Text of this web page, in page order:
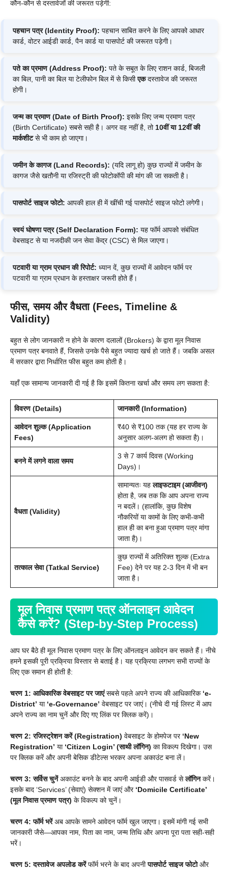
कौन-कौन से दस्तावेजों की जरूरत पड़ेगी:
पहचान पत्र (Identity Proof): पहचान साबित करने के लिए आपको आधार
कार्ड, वोटर आईडी कार्ड, पैन कार्ड या पासपोर्ट की जरूरत पड़ेगी।
पते का प्रमाण (Address Proof): पते के सबूत के लिए राशन कार्ड, बिजली
का बिल, पानी का बिल या टेलीफोन बिल में से किसीएकदस्तावेज की जरूरत
होगी।
जन्म का प्रमाण (Date of Birth Proof): इसके लिए जन्म प्रमाण पत्र
(Birth Certificate) सबसे सही है। अगर वह नहीं है, तो 10वीं या 12वीं की
मार्कशीटसे भी काम हो जाएगा।
जमीन के कागज (Land Records): (यदि लागू हो) कुछ राज्यों में जमीन के
कागज जैसे खतौनी या रजिस्ट्री की फोटोकॉपी की मांग की जा सकती है।
पासपोर्ट साइज फोटो: आपकी हाल ही में खींची गई पासपोर्ट साइज फोटो लगेगी।
स्वयं घोषणा पत्र (Self Declaration Form): यह फॉर्म आपको संबंधित
वेबसाइट से या नजदीकी जन सेवा केंद्र (CSC) से मिल जाएगा।
पटवारी या ग्राम प्रधान की रिपोर्ट: ध्यान दें, कुछ राज्यों में आवेदन फॉर्म पर
पटवारी या ग्राम प्रधान के हस्ताक्षर जरूरी होते हैं।
फीस, समय और वैधता (Fees, Timeline &
Validity)
बहुत से लोग जानकारी न होने के कारण दलालों (Brokers) के द्वारा मूल निवास
प्रमाण पत्र बनवाते हैं, जिससे उनके पैसे बहुत ज्यादा खर्च हो जाते हैं। जबकि असल
में सरकार द्वारा निर्धारित फीस बहुत कम होती है।
यहाँ एक सामान्य जानकारी दी गई है कि इसमें कितना खर्चा और समय लग सकता है:
विवरण (Details) जानकारी (Information)
आवेदन शुल्क (Application
Fees)
₹40 से ₹100 तक (यह हर राज्य के
अनुसार अलग-अलग हो सकता है)।
बनने में लगने वाला समय
3 से 7 कार्य दिवस (Working
Days)।
वैधता (Validity)
सामान्यतः यहलाइफटाइम (आजीवन)
होता है, जब तक कि आप अपना राज्य
न बदलें। (हालांकि, कुछ विशेष
नौकरियों या कामों के लिए कभी-कभी
हाल ही का बना हुआ प्रमाण पत्र मांगा
जाता है)।
तत्काल सेवा (Tatkal Service)
कुछ राज्यों में अतिरिक्त शुल्क (Extra
Fee) देने पर यह 2-3 दिन में भी बन
जाता है।
मूल निवास प्रमाण पत्र ऑनलाइन आवेदन
कैसे करें? (Step-by-Step Process)
आप घर बैठे ही मूल निवास प्रमाण पत्र के लिए ऑनलाइन आवेदन कर सकते हैं। नीचे
हमने इसकी पूरी प्रक्रिया विस्तार से बताई है। यह प्रक्रिया लगभग सभी राज्यों के
लिए एक समान ही होती है:
चरण 1: आधिकारिक वेबसाइट पर जाएंसबसे पहले अपने राज्य की आधिकारिक ‘e-
District’ या ‘e-Governance’ वेबसाइट पर जाएं। (नीचे दी गई लिस्ट में आप
अपने राज्य का नाम चुनें और दिए गए लिंक पर क्लिक करें)।
चरण 2: रजिस्ट्रेशन करें (Registration) वेबसाइट के होमपेज पर ‘New
Registration’ या ‘Citizen Login’ (साथी लॉगिन) का विकल्प दिखेगा। उस
पर क्लिक करें और अपनी बेसिक डीटेल्स भरकर अपना अकाउंट बना लें।
चरण 3: सर्विस चुनेंअकाउंट बनने के बाद अपनी आईडी और पासवर्ड सेलॉगिनकरें।
इसके बाद ‘Services’ (सेवाएं) सेक्शन में जाएं और ‘Domicile Certificate’
(मूल निवास प्रमाण पत्र) के विकल्प को चुनें।
चरण 4: फॉर्म भरेंअब आपके सामने आवेदन फॉर्म खुल जाएगा। इसमें मांगी गई सभी
जानकारी जैसे—आपका नाम, पिता का नाम, जन्म तिथि और अपना पूरा पता सही-सही
भरें।
चरण 5: दस्तावेज अपलोड करेंफॉर्म भरने के बाद अपनीपासपोर्ट साइज फोटोऔर